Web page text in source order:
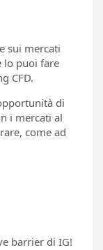
sui mercati
lo puoi fare
CFD.
di
i mercati al
come ad
barrier di IG!